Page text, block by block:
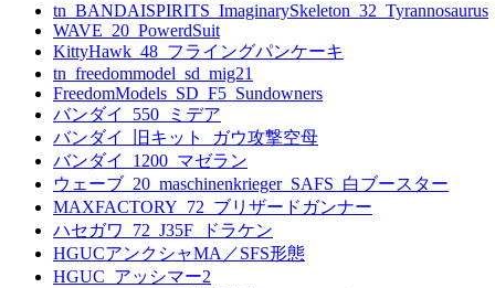
tn_BANDAISPIRITS_ImaginarySkeleton_32_Tyrannosaurus
WAVE_20_PowerdSuit
KittyHawk_48_フライングパンケーキ
tn_freedommodel_sd_mig21
FreedomModels_SD_F5_Sundowners
バンダイ_550_ミデア
バンダイ_旧キット_ガウ攻撃空母
バンダイ_1200_マゼラン
ウェーブ_20_maschinenkrieger_SAFS_白ブースター
MAXFACTORY_72_ブリザードガンナー
ハセガワ_72_J35F_ドラケン
HGUCアンクシャMA／SFS形態
HGUC_アッシマー2